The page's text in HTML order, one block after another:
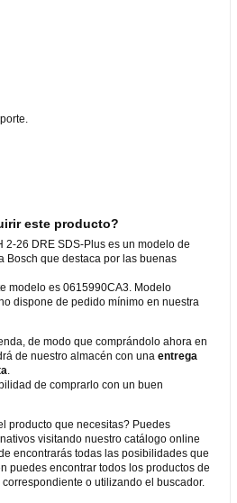
este producto?
2-26 DRE SDS-Plus es un modelo de
Bosch que destaca por las buenas
modelo es 0615990CA3. Modelo
dispone de pedido mínimo en nuestra
de modo que comprándolo ahora en
de nuestro almacén con unaentrega
de comprarlo con un buen
producto que necesitas? Puedes
visitando nuestro catálogo online
encontrarás todas las posibilidades que
puedes encontrar todos los productos de
o utilizando el buscador.